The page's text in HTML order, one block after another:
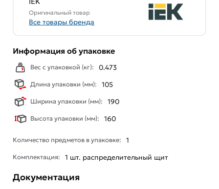
Оригинальный товар
Все товары бренда
Информация об упаковке
Вес с упаковкой (кг): 0.473
Длина упаковки (мм): 105
Ширина упаковки (мм): 190
Высота упаковки (мм): 160
Количество предметов в упаковке: 1
Комплектация: 1 шт. распределительный щит
Документация